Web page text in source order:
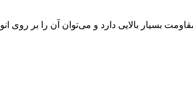
بسیار بالایی دارد و می‌توان آن را بر روی